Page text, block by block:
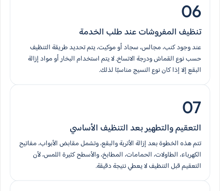
06
تنظيف المفروشات عند طلب الخدمة
عند وجود كنب، مجالس، سجاد أو موكيت، يتم تحديد طريقة التنظيف
حسب نوع القماش ودرجة الاتساخ. لا يتم استخدام البخار أو مواد إزالة
البقع إلا إذا كان نوع النسيج مناسبًا لذلك.
07
التعقيم والتطهير بعد التنظيف الأساسي
تتم هذه الخطوة بعد إزالة الأتربة والبقع، وتشمل مقابض الأبواب، مفاتيح
الكهرباء، الطاولات، الحمامات، المطابخ، والأسطح كثيرة اللمس، لأن
التعقيم قبل التنظيف لا يعطي نتيجة دقيقة.